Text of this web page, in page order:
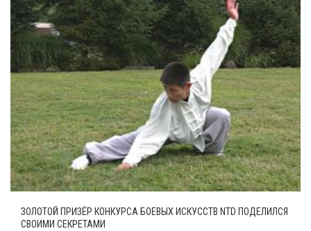
ЗОЛОТОЙ ПРИЗЁР КОНКУРСА БОЕВЫХ ИСКУССТВ NTD ПОДЕЛИЛСЯ
СВОИМИ СЕКРЕТАМИ